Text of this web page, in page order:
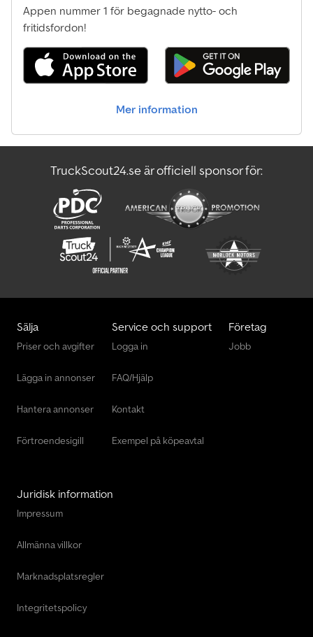
Appen nummer 1 för begagnade nytto- och
fritidsfordon!
Mer information
TruckScout24.se är officiell sponsor för:
Sälja
Priser och avgifter
Lägga in annonser
Hantera annonser
Förtroendesigill
Service och support
Logga in
FAQ/Hjälp
Kontakt
Exempel på köpeavtal
Företag
Jobb
Juridisk information
Impressum
Allmänna villkor
Marknadsplatsregler
Integritetspolicy